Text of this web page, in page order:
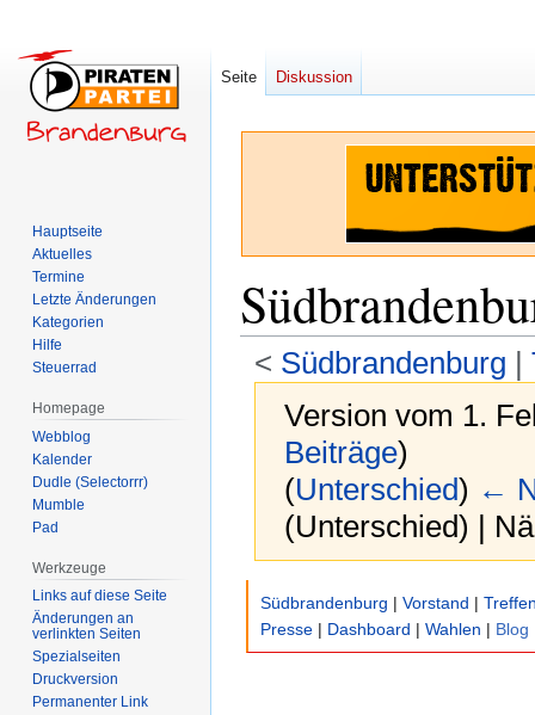
< Südbrandenburg ‎ |
Version vom 1.
Beiträge)
(Unterschied) ←
(Unterschied) |
Südbrandenburg | Vorstand |
Presse | Dashboard | Wahlen | Blog
Seite Diskussion
Hauptseite
Aktuelles
Termine
Letzte Änderungen
Kategorien
Hilfe
Steuerrad
Homepage
Webblog
Kalender
Dudle (Selectorrr)
Mumble
Pad
Werkzeuge
Links auf diese Seite
Änderungen an
verlinkten Seiten
Spezialseiten
Druckversion
Permanenter Link